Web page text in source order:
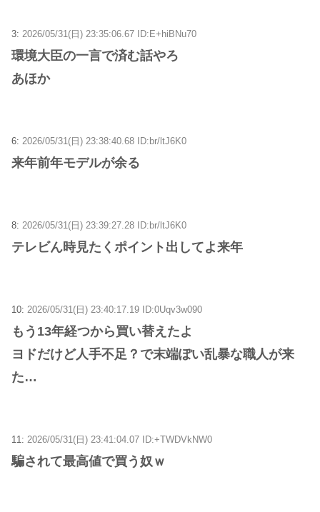
3: 2026/05/31(日) 23:35:06.67 ID:E+hiBNu70
環境大臣の一言で済む話やろ
あほか
6: 2026/05/31(日) 23:38:40.68 ID:br/ltJ6K0
来年前年モデルが余る
8: 2026/05/31(日) 23:39:27.28 ID:br/ltJ6K0
テレビん時見たくポイント出してよ来年
10: 2026/05/31(日) 23:40:17.19 ID:0Uqv3w090
もう13年経つから買い替えたよ
ヨドだけど人手不足？で末端ぽい乱暴な職人が来
た…
11: 2026/05/31(日) 23:41:04.07 ID:+TWDVkNW0
騙されて最高値で買う奴ｗ